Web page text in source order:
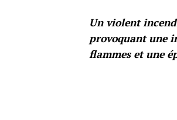
Un violent
provoquant une
flammes et une